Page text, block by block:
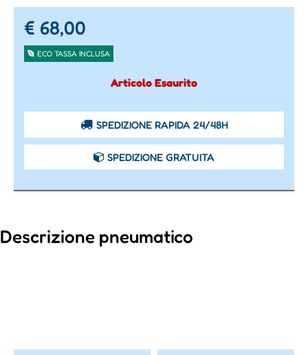
€ 68,00
ECO TASSA INCLUSA
Articolo Esaurito
SPEDIZIONE RAPIDA 24/48H
SPEDIZIONE GRATUITA
Descrizione pneumatico